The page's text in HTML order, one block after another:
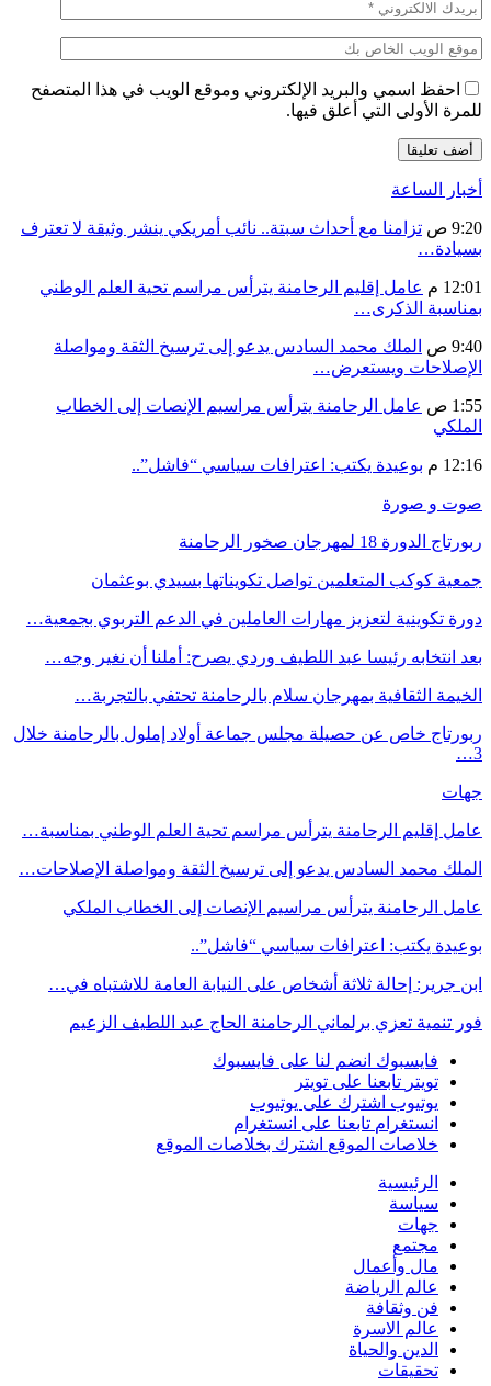
احفظ اسمي والبريد الإلكتروني وموقع الويب في هذا المتصفح
للمرة الأولى التي أعلق فيها.
أخبار الساعة
9:20 ص
تزامنا مع أحداث سبتة.. نائب أمريكي ينشر وثيقة لا تعترف
بسيادة…
12:01 م
عامل إقليم الرحامنة يترأس مراسم تحية العلم الوطني
بمناسبة الذكرى…
9:40 ص
الملك محمد السادس يدعو إلى ترسيخ الثقة ومواصلة
الإصلاحات ويستعرض…
1:55 ص
عامل الرحامنة يترأس مراسيم الإنصات إلى الخطاب
الملكي
12:16 م بوعيدة يكتب: اعترافات سياسي “فاشل”..
صوت و صورة
ربورتاج الدورة 18 لمهرجان صخور الرحامنة
جمعية كوكب المتعلمين تواصل تكويناتها بسيدي بوعثمان
دورة تكوينية لتعزيز مهارات العاملين في الدعم التربوي بجمعية…
بعد انتخابه رئيسا عبد اللطيف وردي يصرح: أملنا أن نغير وجه…
الخيمة الثقافية بمهرجان سلام بالرحامنة تحتفي بالتجربة…
ربورتاج خاص عن حصيلة مجلس جماعة أولاد إملول بالرحامنة خلال
3…
جهات
عامل إقليم الرحامنة يترأس مراسم تحية العلم الوطني بمناسبة…
الملك محمد السادس يدعو إلى ترسيخ الثقة ومواصلة الإصلاحات…
عامل الرحامنة يترأس مراسيم الإنصات إلى الخطاب الملكي
بوعيدة يكتب: اعترافات سياسي “فاشل”..
ابن جرير: إحالة ثلاثة أشخاص على النيابة العامة للاشتباه في…
فور تنمية تعزي برلماني الرحامنة الحاج عبد اللطيف الزعيم
فايسبوك انضم لنا على فايسبوك
تويتر تابعنا على تويتر
يوتيوب اشترك على يوتيوب
انستغرام تابعنا على انستغرام
خلاصات الموقع اشترك بخلاصات الموقع
الرئيسية
سياسة
جهات
مجتمع
مال وأعمال
عالم الرياضة
فن وثقافة
عالم الاسرة
الدين والحياة
تحقيقات